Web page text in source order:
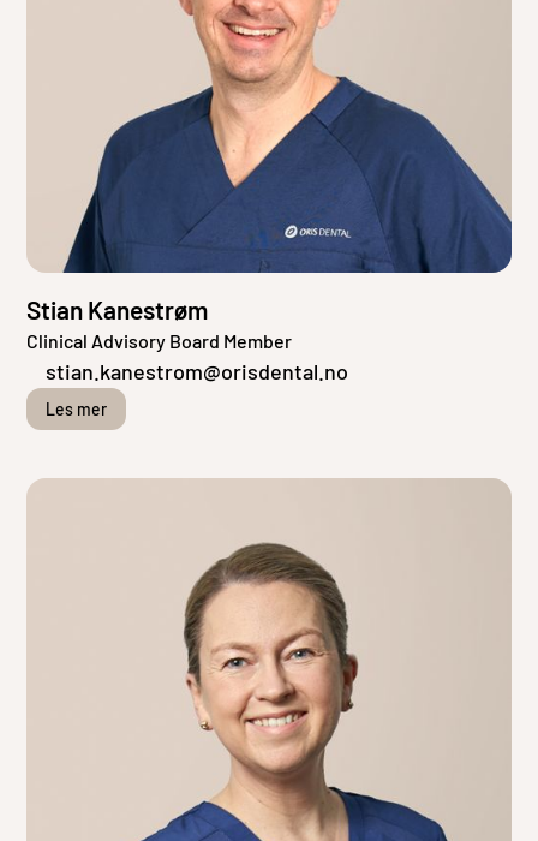
Stian Kanestrøm
Clinical Advisory Board Member
stian.kanestrom@orisdental.no
Les mer